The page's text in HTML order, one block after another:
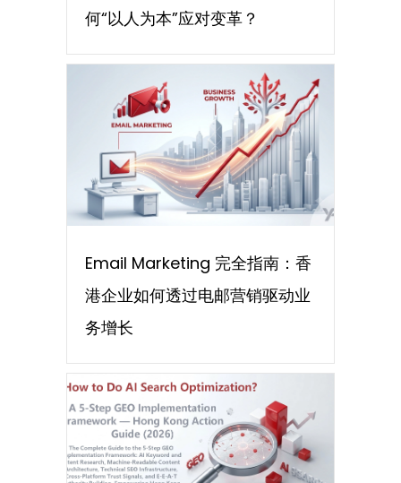
何“以人为本”应对变革？
Email Marketing 完全指南：香
港企业如何透过电邮营销驱动业
务增长